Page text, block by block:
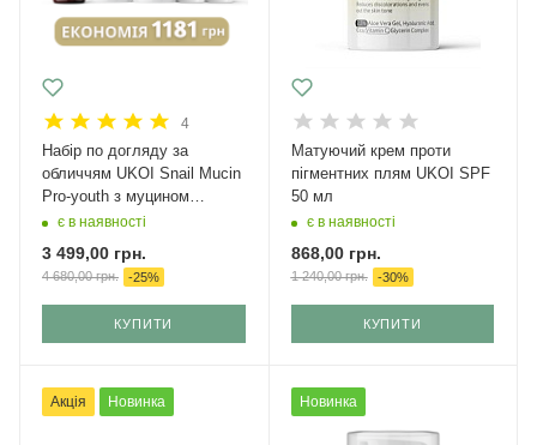
4
Набір по догляду за
обличчям UKOI Snail Mucin
Pro-youth з муцином
равлика
є в наявності
3 499,00 грн.
4 680,00грн. -25%
КУПИТИ
Матуючий крем проти
пігментних плям UKOI SPF
50 мл
є в наявності
868,00грн.
1 240,00грн. -30%
КУПИТИ
Акція Новинка Новинка